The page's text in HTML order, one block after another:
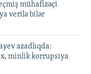
mühafizəçi
verilə bilər
azadlıqda:
minlik korrupsiya